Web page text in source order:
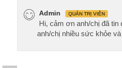
Admin QUẢN TRỊ VIÊN
Hi, cảm ơn anh/chị đã tin
anh/chị nhiều sức khỏe